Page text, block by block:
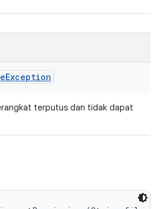
Exception
terputus dan tidak dapat